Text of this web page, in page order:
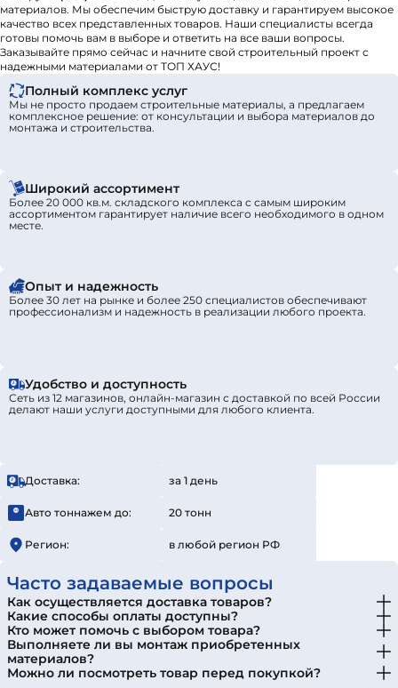
материалов. Мы обеспечим быструю доставку и гарантируем высокое
качество всех представленных товаров. Наши специалисты всегда
готовы помочь вам в выборе и ответить на все ваши вопросы.
Заказывайте прямо сейчас и начните свой строительный проект с
надежными материалами от ТОП ХАУС!
Полный комплекс услуг
Мы не просто продаем строительные материалы, а предлагаем
комплексное решение: от консультации и выбора материалов до
монтажа и строительства.
Широкий ассортимент
Более 20 000 кв.м. складского комплекса с самым широким
ассортиментом гарантирует наличие всего необходимого в одном
месте.
Опыт и надежность
Более 30 лет на рынке и более 250 специалистов обеспечивают
профессионализм и надежность в реализации любого проекта.
Удобство и доступность
Сеть из 12 магазинов, онлайн-магазин с доставкой по всей России
делают наши услуги доступными для любого клиента.
Доставка: за 1 день
Авто тоннажем до: 20 тонн
Регион: в любой регион РФ
Часто задаваемые вопросы
Как осуществляется доставка товаров?
Какие способы оплаты доступны?
Кто может помочь с выбором товара?
Выполняете ли вы монтаж приобретенных
материалов?
Можно ли посмотреть товар перед покупкой?